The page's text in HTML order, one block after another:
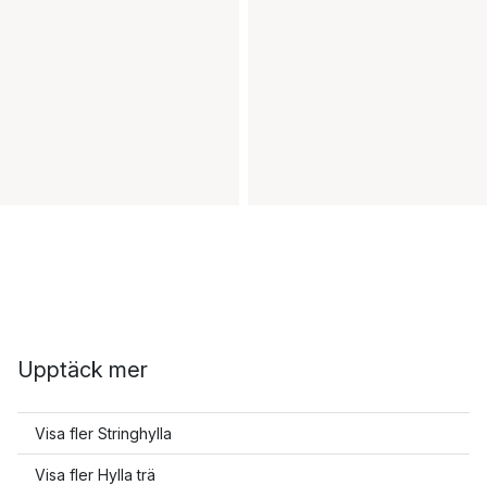
Upptäck mer
Visa fler Stringhylla
Visa fler Hylla trä